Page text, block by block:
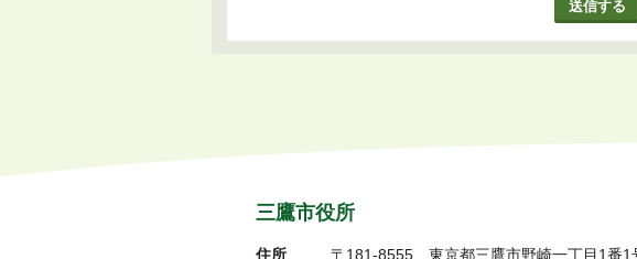
三鷹市役所
住所 〒181-8555 東京都三鷹市野崎一丁目1番1